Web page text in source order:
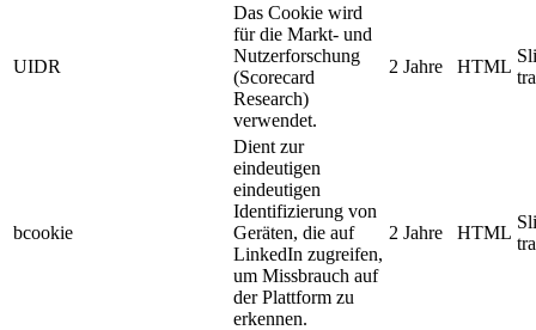
UIDR
Das Cookie wird
für die Markt- und
Nutzerforschung
(Scorecard
Research)
verwendet.
2 Jahre HTML
bcookie
Dient zur
eindeutigen
eindeutigen
Identifizierung von
Geräten, die auf
LinkedIn zugreifen,
um Missbrauch auf
der Plattform zu
erkennen.
2 Jahre HTML